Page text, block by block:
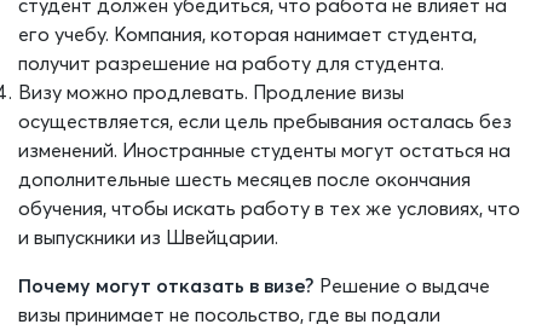
студент должен убедиться, что работа не влияет на
его учебу. Компания, которая нанимает студента,
получит разрешение на работу для студента.
Визу можно продлевать. Продление визы
осуществляется, если цель пребывания осталась без
изменений. Иностранные студенты могут остаться на
дополнительные шесть месяцев после окончания
обучения, чтобы искать работу в тех же условиях, что
и выпускники из Швейцарии.
Почему могут отказать в визе? Решение о выдаче
визы принимает не посольство, где вы подали